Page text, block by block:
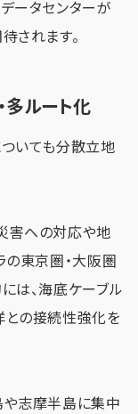
ータセンターが
されます。
多ルート化
いても分散立地
害への対応や地
の東京圏・大阪圏
は、海底ケーブル
との接続性強化を
や志摩半島に集中